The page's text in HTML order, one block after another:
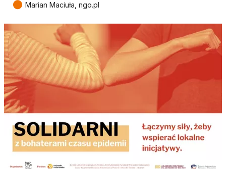
● Marian Maciuła, ngo.pl